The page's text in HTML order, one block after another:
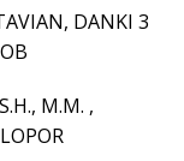
DANKI 3
M.M. ,